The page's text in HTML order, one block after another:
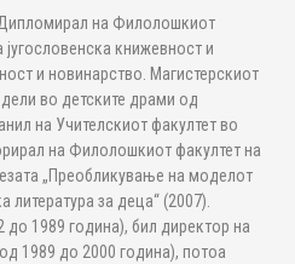
на Филолошкиот
југословенска книжевност и
и новинарство. Магистерскиот
во детските драми од
на Учителскиот факултет во
на Филолошкиот факултет на
„Преобликување на моделот
литература за деца“ (2007).
1989 година), бил директор на
1989 до 2000 година), потоа